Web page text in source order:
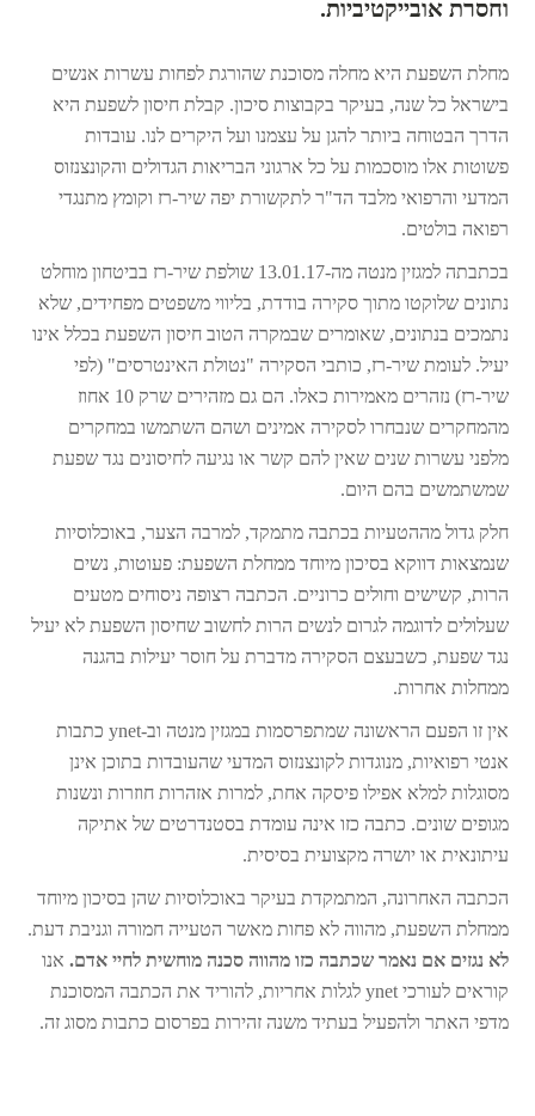
וחסרת אובייקטיביות.
מחלת השפעת היא מחלה מסוכנת שהורגת לפחות עשרות אנשים
בישראל כל שנה, בעיקר בקבוצות סיכון. קבלת חיסון לשפעת היא
הדרך הבטוחה ביותר להגן על עצמנו ועל היקרים לנו. עובדות
פשוטות אלו מוסכמות על כל ארגוני הבריאות הגדולים והקונצנזוס
המדעי והרפואי מלבד הד"ר לתקשורת יפה שיר-רז וקומץ מתנגדי
רפואה בולטים.
בכתבתה למגזין מנטה מה-13.01.17 שולפת שיר-רז בביטחון מוחלט
נתונים שלוקטו מתוך סקירה בודדת, בליווי משפטים מפחידים, שלא
נתמכים בנתונים, שאומרים שבמקרה הטוב חיסון השפעת בכלל אינו
יעיל. לעומת שיר-רז, כותבי הסקירה "נטולת האינטרסים" (לפי
שיר-רז) נזהרים מאמירות כאלו. הם גם מזהירים שרק 10 אחוז
מהמחקרים שנבחרו לסקירה אמינים ושהם השתמשו במחקרים
מלפני עשרות שנים שאין להם קשר או נגיעה לחיסונים נגד שפעת
שמשתמשים בהם היום.
חלק גדול מההטעיות בכתבה מתמקד, למרבה הצער, באוכלוסיות
שנמצאות דווקא בסיכון מיוחד ממחלת השפעת: פעוטות, נשים
הרות, קשישים וחולים כרוניים. הכתבה רצופה ניסוחים מטעים
שעלולים לדוגמה לגרום לנשים הרות לחשוב שחיסון השפעת לא יעיל
נגד שפעת, כשבעצם הסקירה מדברת על חוסר יעילות בהגנה
ממחלות אחרות.
אין זו הפעם הראשונה שמתפרסמות במגזין מנטה וב-ynet כתבות
אנטי רפואיות, מנוגדות לקונצנזוס המדעי שהעובדות בתוכן אינן
מסוגלות למלא אפילו פיסקה אחת, למרות אזהרות חוזרות ונשנות
מגופים שונים. כתבה כזו אינה עומדת בסטנדרטים של אתיקה
עיתונאית או יושרה מקצועית בסיסית.
הכתבה האחרונה, המתמקדת בעיקר באוכלוסיות שהן בסיכון מיוחד
ממחלת השפעת, מהווה לא פחות מאשר הטעייה חמורה וגניבת דעת.
לא נגזים אם נאמר שכתבה כזו מהווה סכנה מוחשית לחיי אדם. אנו
קוראים לעורכי ynet לגלות אחריות, להוריד את הכתבה המסוכנת
מדפי האתר ולהפעיל בעתיד משנה זהירות בפרסום כתבות מסוג זה.